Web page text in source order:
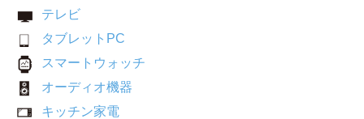
テレビ
タブレットPC
スマートウォッチ
オーディオ機器
キッチン家電